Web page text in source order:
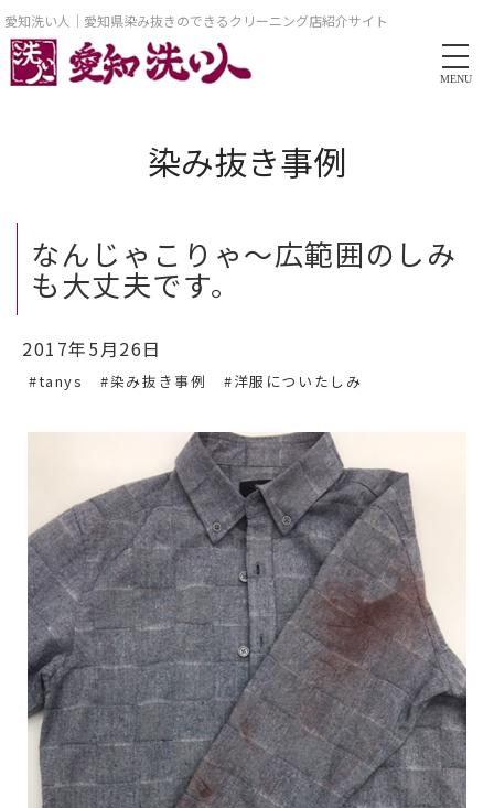
愛知洗い人｜愛知県染み抜きのできるクリーニング店紹介サイト
MENU
染み抜き事例
なんじゃこりゃ～広範囲のしみ
も大丈夫です。
2017年5月26日
#tanys #染み抜き事例 #洋服についたしみ